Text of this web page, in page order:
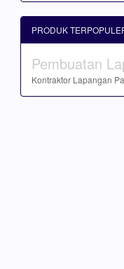
PRODUK
Pembuatan
Kontraktor Lapangan